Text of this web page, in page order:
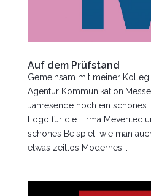
Auf dem Prüfstand
Gemeinsam mit meiner
Agentur
Jahresende noch ein schönes
Logo für die Firma Meveritec
schönes Beispiel, wie man
etwas zeitlos Modernes...